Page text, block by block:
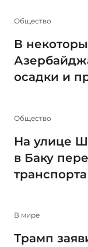
Общество
В
осадки и
Общество
На улице
в Баку
В мире
Трамп